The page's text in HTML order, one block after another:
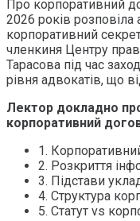
Про корпоративний
2026 років розповіла
корпоративний
членкиня Центру
Тарасова під час
рівня адвокатів, що
Лектор докладно
корпоративний
1.
2. Розкриття
3. Підстави
4. Структура
5. Статут vs